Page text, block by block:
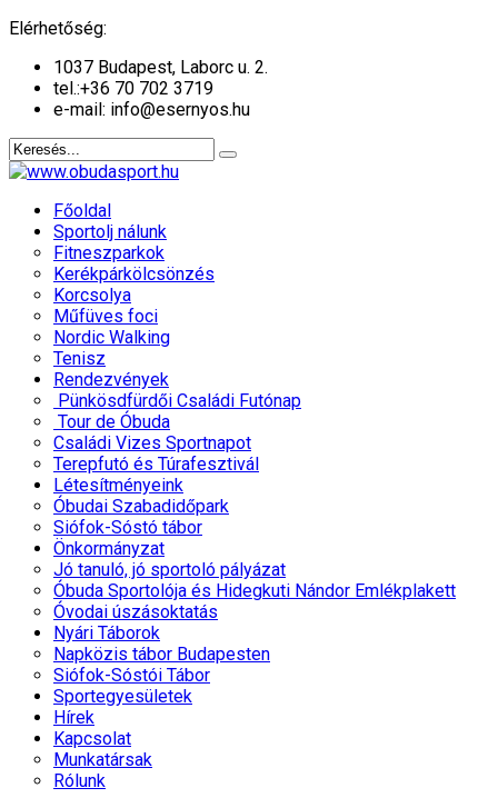
Elérhetőség:
1037 Budapest, Laborc u. 2.
tel.:+36 70 702 3719
e-mail: info@esernyos.hu
Főoldal
Sportolj nálunk
Fitneszparkok
Kerékpárkölcsönzés
Korcsolya
Műfüves foci
Nordic Walking
Tenisz
Rendezvények
Pünkösdfürdői Családi Futónap
Tour de Óbuda
Családi Vizes Sportnapot
Terepfutó és Túrafesztivál
Létesítményeink
Óbudai Szabadidőpark
Siófok-Sóstó tábor
Önkormányzat
Jó tanuló, jó sportoló pályázat
Óbuda Sportolója és Hidegkuti Nándor Emlékplakett
Óvodai úszásoktatás
Nyári Táborok
Napközis tábor Budapesten
Siófok-Sóstói Tábor
Sportegyesületek
Hírek
Kapcsolat
Munkatársak
Rólunk
év
hónap
év
hónap